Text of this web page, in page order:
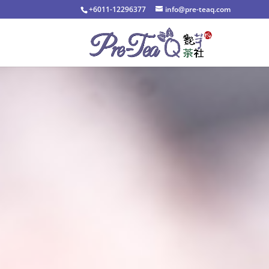
+6011-12296377 info@pre-teaq.com